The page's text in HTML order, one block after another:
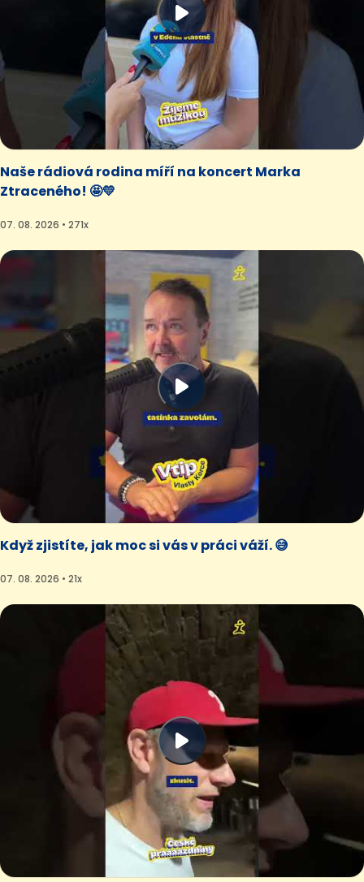
Naše rádiová rodina míří na koncert Marka
Ztraceného! 🤩💛
07. 08. 2026 • 271x
Když zjistíte, jak moc si vás v práci váží. 😅
07. 08. 2026 • 21x